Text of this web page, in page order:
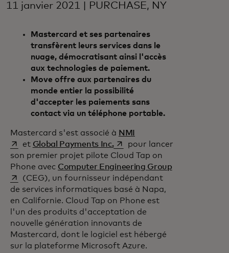
11 janvier 2021 | PURCHASE, NY
Mastercard et ses partenaires
transfèrent leurs services dans le
nuage, démocratisant ainsi l'accès
aux technologies de paiement.
Move offre aux partenaires du
monde entier la possibilité
d'accepter les paiements sans
contact via un téléphone portable.
Mastercard s'est associé à NMI
et Global Payments Inc.s’ouvre dans un nouvel onglet
pour lancer
son premier projet pilote Cloud Tap on
Phone avec Computer Engineering Groups’ouvre dans
(CEG), un fournisseur indépendant
de services informatiques basé à Napa,
en Californie. Cloud Tap on Phone est
l'un des produits d'acceptation de
nouvelle génération innovants de
Mastercard, dont le logiciel est hébergé
sur la plateforme Microsoft Azure.